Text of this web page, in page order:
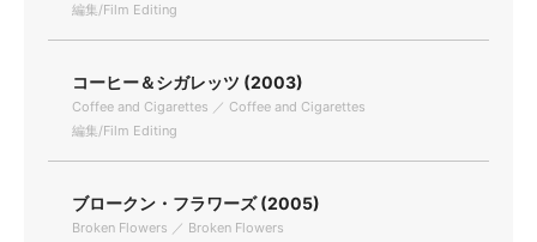
編集/Film Editing
コーヒー＆シガレッツ (2003)
Coffee and Cigarettes ／ Coffee and Cigarettes
編集/Film Editing
ブロークン・フラワーズ (2005)
Broken Flowers ／ Broken Flowers